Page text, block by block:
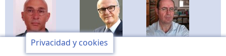
Joaquín Moreno
Privacidad y cookies